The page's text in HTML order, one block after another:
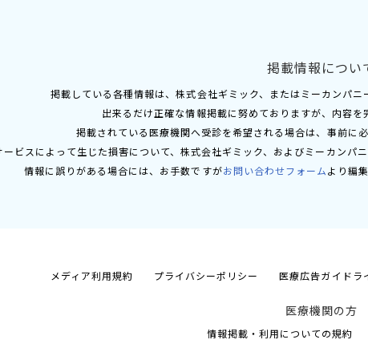
掲載情報につい
掲載している各種情報は、株式会社ギミック、またはミーカンパニ
出来るだけ正確な情報掲載に努めておりますが、内容を
掲載されている医療機関へ受診を希望される場合は、事前に
ービスによって生じた損害について、株式会社ギミック、およびミーカンパ
情報に誤りがある場合には、お手数ですがお問い合わせフォームより編
メディア利用規約 プライバシーポリシー 医療広告ガイドラ
医療機関の方
情報掲載・利用についての規約